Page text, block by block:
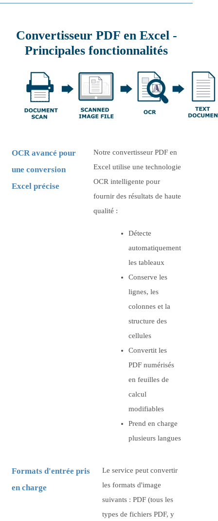
Convertisseur PDF en Excel -
Principales fonctionnalités
OCR avancé pour
une conversion
Excel précise
Notre convertisseur PDF en
Excel utilise une technologie
OCR intelligente pour
fournir des résultats de haute
qualité :
Détecte
automatiquement
les tableaux
Conserve les
lignes, les
colonnes et la
structure des
cellules
Convertit les
PDF numérisés
en feuilles de
calcul
modifiables
Prend en charge
plusieurs langues
Formats d'entrée pris
en charge
Le service peut convertir
les formats d'image
suivants : PDF (tous les
types de fichiers PDF, y